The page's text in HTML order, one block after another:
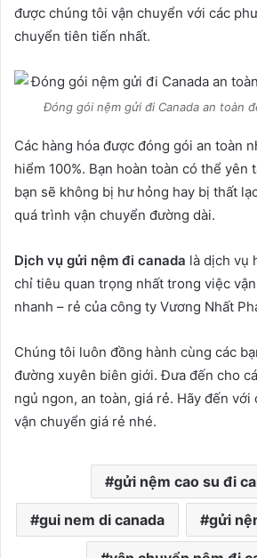
được chúng tôi vận chuyển với các
chuyển tiên tiến nhất.
Đóng gói nệm gửi đi Canada an toàn
Các hàng hóa được đóng gói an toàn
hiểm 100%. Bạn hoàn toàn có thể yên
bạn sẽ không bị hư hỏng hay bị thất
quá trình vận chuyển đường dài.
Dịch vụ gửi nệm đi canada là dịch vụ
chỉ tiêu quan trọng nhất trong việc
nhanh – rẻ của công ty Vương Nhất
Chúng tôi luôn đồng hành cùng các
đường xuyên biên giới. Đưa đến cho
ngủ ngon, an toàn, giá rẻ. Hãy đến
vận chuyển giá rẻ nhé.
gửi nệm cao su đi
gui nem di canada gửi